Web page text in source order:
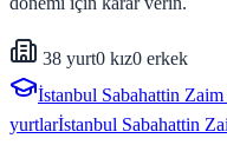
38 yurt0 kız0 erkek
İstanbul Sabahattin
yurtlarİstanbul Sabahattin